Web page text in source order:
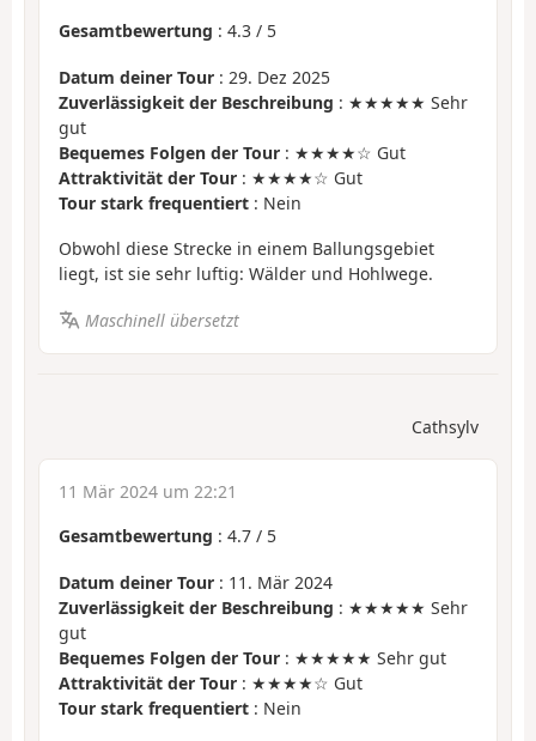
Gesamtbewertung : 4.3 / 5
Datum deiner Tour : 29. Dez 2025
Zuverlässigkeit der Beschreibung : ★★★★★ Sehr
gut
Bequemes Folgen der Tour : ★★★★☆ Gut
Attraktivität der Tour : ★★★★☆ Gut
Tour stark frequentiert : Nein
Obwohl diese Strecke in einem Ballungsgebiet
liegt, ist sie sehr luftig: Wälder und Hohlwege.
Maschinell übersetzt
Cathsylv
11 Mär 2024 um 22:21
Gesamtbewertung : 4.7 / 5
Datum deiner Tour : 11. Mär 2024
Zuverlässigkeit der Beschreibung : ★★★★★ Sehr
gut
Bequemes Folgen der Tour : ★★★★★ Sehr gut
Attraktivität der Tour : ★★★★☆ Gut
Tour stark frequentiert : Nein